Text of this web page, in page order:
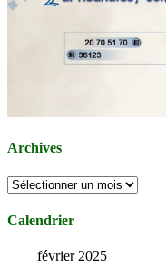
Archives
Archives
Calendrier
février 2025